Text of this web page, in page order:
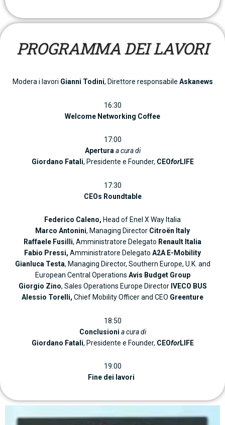
PROGRAMMA DEI LAVORI
Modera i lavori Gianni Todini, Direttore responsabile Askanews
16:30
Welcome Networking Coffee
17:00
Aperturaa cura di
Giordano Fatali, Presidente e Founder, CEOforLIFE
17:30
CEOs Roundtable
Federico Caleno, Head of Enel X Way Italia
Marco Antonini, Managing Director Citroën Italy
Raffaele Fusilli, Amministratore Delegato Renault Italia
Fabio Pressi, Amministratore Delegato A2A E-Mobility
Gianluca Testa, Managing Director, Southern Europe, U.K. and
European Central Operations Avis Budget Group
Giorgio Zino, Sales Operations Europe Director IVECO BUS
Alessio Torelli, Chief Mobility Officer and CEO Greenture
18:50
Conclusioni a cura di
Giordano Fatali, Presidente e Founder, CEOforLIFE
19:00
Fine dei lavori